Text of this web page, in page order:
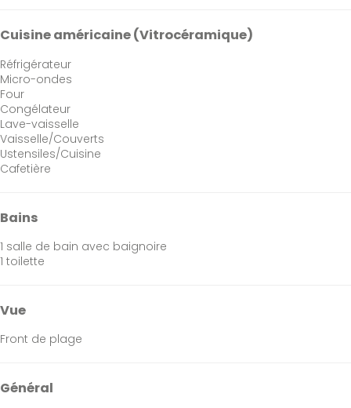
Cuisine américaine (Vitrocéramique)
Réfrigérateur
Micro-ondes
Four
Congélateur
Lave-vaisselle
Vaisselle/Couverts
Ustensiles/Cuisine
Cafetière
Bains
1 salle de bain avec baignoire
1 toilette
Vue
Front de plage
Général